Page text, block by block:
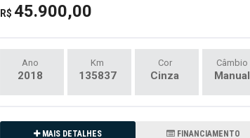
R$ 45.900,00
Ano
2018
Km
135837
Cor
Cinza
Câmbio
Manual
MAIS DETALHES FINANCIAMENTO